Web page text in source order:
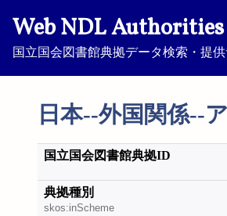
Web NDL Authorities
国立国会図書館典拠データ検索・提
日本--外国関係--
国立国会図書館典拠ID
典拠種別
skos:inScheme